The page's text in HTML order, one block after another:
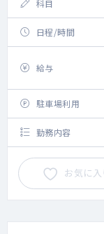
科目
日程/時間
給与
駐車場利用
勤務内容
お気に入